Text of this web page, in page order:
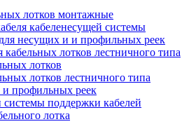
лотков монтажные
кабеленесущей системы
несущих и и профильных реек
кабельных лотков лестничного типа
лотков
лотков лестничного типа
профильных реек
поддержки кабелей
лотка